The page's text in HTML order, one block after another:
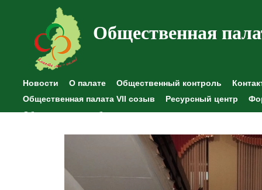
Общественная
Новости О палате Общественный контроль
Общественная палата VII созыв
Ресурсный центр
Общественные наблюдения